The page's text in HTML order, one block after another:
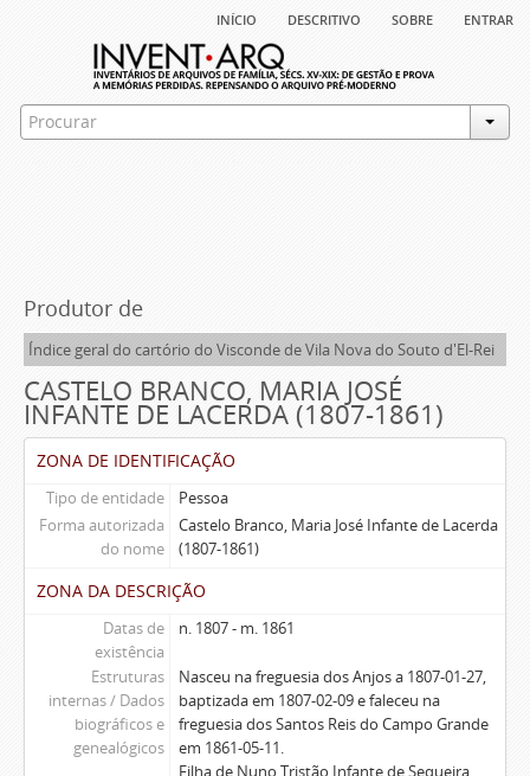
início descritivo sobre entrar
Produtor de
Índice geral do cartório do Visconde de Vila Nova do Souto d'El-Rei
CASTELO BRANCO, MARIA JOSÉ
INFANTE DE LACERDA (1807-1861)
ZONA DE IDENTIFICAÇÃO
Tipo de entidade
Pessoa
Forma autorizada
do nome
Castelo Branco, Maria José Infante de Lacerda
(1807-1861)
ZONA DA DESCRIÇÃO
Datas de
existência
n. 1807 - m. 1861
Estruturas
internas / Dados
biográficos e
genealógicos
Nasceu na freguesia dos Anjos a 1807-01-27,
baptizada em 1807-02-09 e faleceu na
freguesia dos Santos Reis do Campo Grande
em 1861-05-11.
Filha de Nuno Tristão Infante de Sequeira